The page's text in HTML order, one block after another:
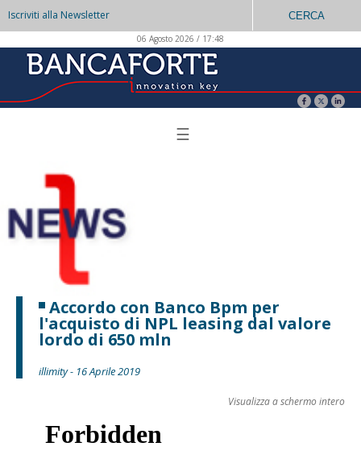
Iscriviti alla Newsletter CERCA
06 Agosto 2026 / 17:48
☰
Accordo con Banco Bpm per
l'acquisto di NPL leasing dal valore
lordo di 650 mln
illimity - 16 Aprile 2019
Visualizza a schermo intero